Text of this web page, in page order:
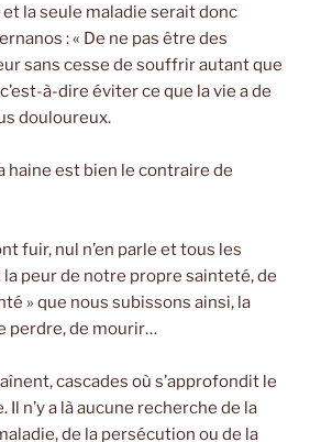
la seule maladie serait donc
: « De ne pas être des
sans cesse de souffrir autant que
à-dire éviter ce que la vie a de
douloureux.
haine est bien le contraire de
fuir, nul n’en parle et tous les
la peur de notre propre sainteté, de
» que nous subissons ainsi, la
perdre, de mourir…
cascades où s’approfondit le
Il n’y a là aucune recherche de la
de la persécution ou de la